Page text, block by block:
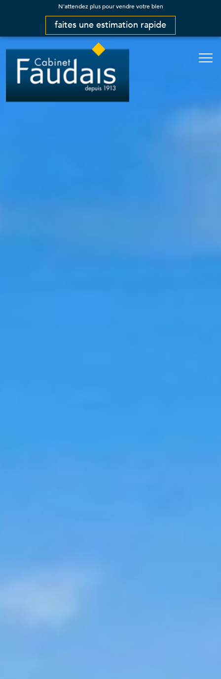
N'attendez plus pour vendre votre bien
faites une estimation rapide